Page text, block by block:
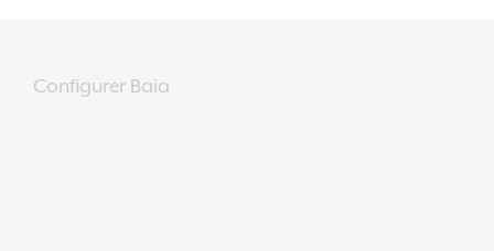
Configurer Baia